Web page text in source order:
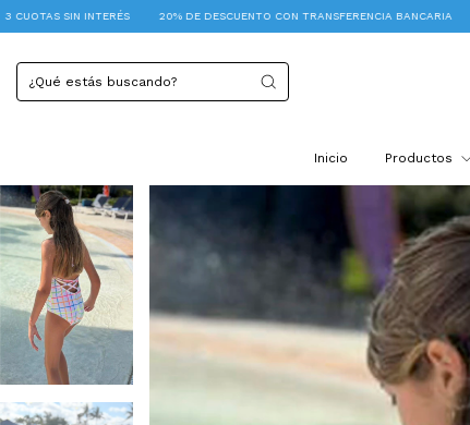
20% DE DESCUENTO CON TRANSFERENCIA BANCARIA PICK UP PALERMO
Inicio Productos